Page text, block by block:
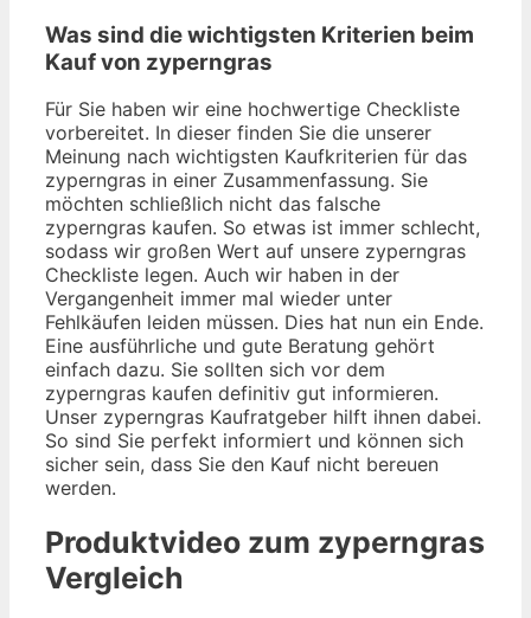
Was sind die wichtigsten Kriterien beim
Kauf von zyperngras
Für Sie haben wir eine hochwertige Checkliste
vorbereitet. In dieser finden Sie die unserer
Meinung nach wichtigsten Kaufkriterien für das
zyperngras in einer Zusammenfassung. Sie
möchten schließlich nicht das falsche
zyperngras kaufen. So etwas ist immer schlecht,
sodass wir großen Wert auf unsere zyperngras
Checkliste legen. Auch wir haben in der
Vergangenheit immer mal wieder unter
Fehlkäufen leiden müssen. Dies hat nun ein Ende.
Eine ausführliche und gute Beratung gehört
einfach dazu. Sie sollten sich vor dem
zyperngras kaufen definitiv gut informieren.
Unser zyperngras Kaufratgeber hilft ihnen dabei.
So sind Sie perfekt informiert und können sich
sicher sein, dass Sie den Kauf nicht bereuen
werden.
Produktvideo zum zyperngras
Vergleich